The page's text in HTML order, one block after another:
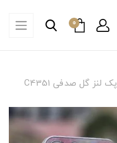
0
پک لنز گل صدفی C4351